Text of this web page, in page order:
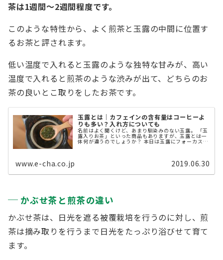
茶は1週間〜2週間程度です。
このような特性から、よく煎茶と玉露の中間に位置す
るお茶と評されます。
低い温度で入れると玉露のような独特な甘みが、高い
温度で入れると煎茶のような渋みが出て、どちらのお
茶の良いとこ取りをしたお茶です。
玉露とは｜カフェインの含有量はコーヒーよ
りも多い？入れ方についても
名前はよく聞くけど、あまり馴染みのない玉露。 「玉
露入りお茶」といった商品もありますが、玉露とは一
体何が違うのでしょうか？ 本日は玉露にフォーカスを
www.e-cha.co.jp 2019.06.30
かぶせ茶と煎茶の違い
かぶせ茶は、日光を遮る被覆栽培を行うのに対し、煎
茶は摘み取りを行うまで日光をたっぷり浴びせて育て
ます。